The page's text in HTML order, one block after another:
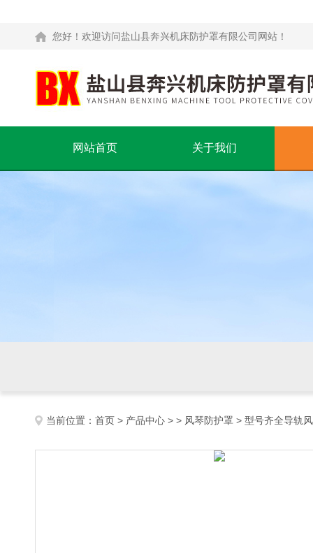
您好！欢迎访问盐山县奔兴机床防护罩有限公司网站！
网站首页 关于我们
当前位置： 首页 > 产品中心 > > 风琴防护罩 > 型号齐全导轨